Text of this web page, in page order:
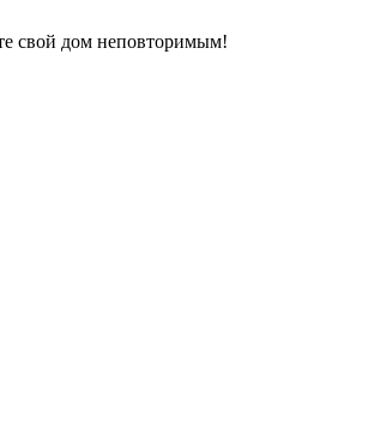
свой дом неповторимым!